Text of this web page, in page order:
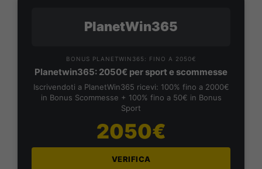
PlanetWin365
BONUS PLANETWIN365: FINO A 2050€
Planetwin365: 2050€ per sport e scommesse
Iscrivendoti a PlanetWin365 ricevi: 100% fino a 2000€
in Bonus Scommesse + 100% fino a 50€ in Bonus
Sport
2050€
VERIFICA